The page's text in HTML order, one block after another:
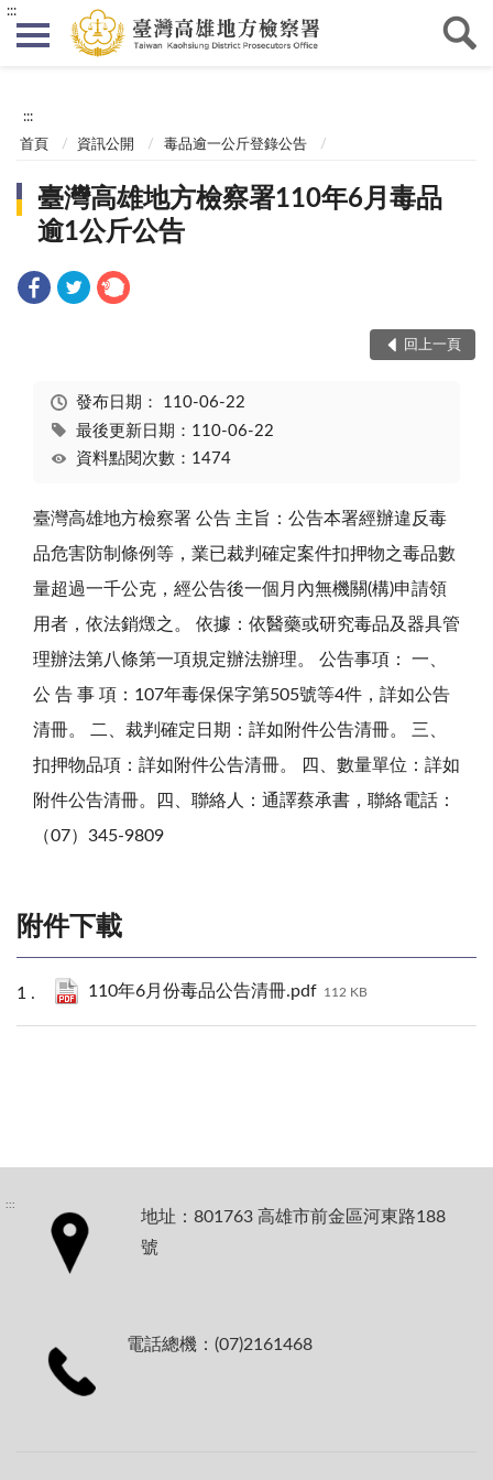
:::
:::
首頁 資訊公開 毒品逾一公斤登錄公告
臺灣高雄地方檢察署110年6月毒品
逾1公斤公告
回上一頁
發布日期： 110-06-22
最後更新日期：110-06-22
資料點閱次數：1474
臺灣高雄地方檢察署 公告 主旨：公告本署經辦違反毒
品危害防制條例等，業已裁判確定案件扣押物之毒品數
量超過一千公克，經公告後一個月內無機關(構)申請領
用者，依法銷燬之。 依據：依醫藥或研究毒品及器具管
理辦法第八條第一項規定辦法辦理。 公告事項： 一、
公 告 事 項：107年毒保保字第505號等4件，詳如公告
清冊。 二、裁判確定日期：詳如附件公告清冊。 三、
扣押物品項：詳如附件公告清冊。 四、數量單位：詳如
附件公告清冊。四、聯絡人：通譯蔡承書，聯絡電話：
（07）345-9809
附件下載
110年6月份毒品公告清冊.pdf 112 KB
:::
地址：801763 高雄市前金區河東路188
號
電話總機：(07)2161468